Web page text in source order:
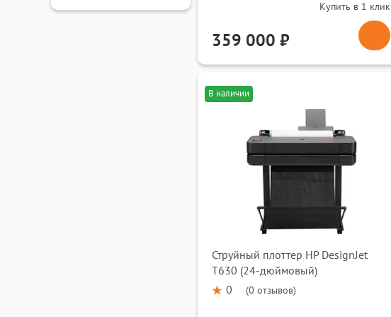
Купить в 1 клик
359 000 ₽
В наличии
Струйный плоттер HP DesignJet
T630 (24-дюймовый)
0
(0 отзывов)